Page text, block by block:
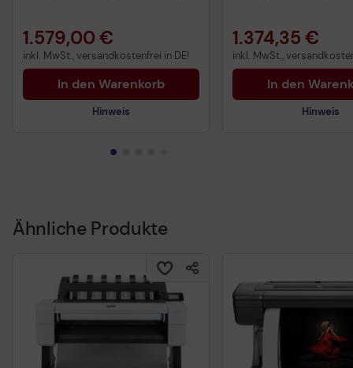
1.579,00 €
inkl. MwSt., versandkostenfrei in DE!
In den Warenkorb
Hinweis
Datenverordnung
1.374,35 €
inkl. MwSt.,
In den
Hinweis
Ähnliche Produkte